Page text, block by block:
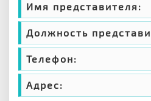
Имя представителя:
Должность
Телефон:
Адрес: